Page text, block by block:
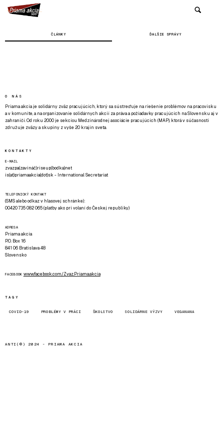
ČLÁNKY ĎALŠIE SPRÁVY
O NÁS
Priama akcia je solidárny zväz pracujúcich, ktorý sa sústreďuje na riešenie problémov na pracovisku
a v komunite, a na organizovanie solidárnych akcií za práva a požiadavky pracujúcich na Slovensku aj v
zahraničí. Od roku 2000 je sekciou Medzinárodnej asociácie pracujúcich (MAP), ktorá v súčasnosti
združuje zväzy a skupiny z vyše 20 krajín sveta.
KONTAKTY
E-MAIL
zvazpa(zavináč)riseup(bodka)net
is(at)priamaakcia(dot)sk - International Secretariat
TELEFONICKÝ KONTAKT
(SMS alebo odkaz v hlasovej schránke):
00420 735 082 065 (platby ako pri volaní do Českej republiky)
ADRESA
Priama akcia
P.O. Box 16
841 06 Bratislava 48
Slovensko
FACEBOOK www.facebook.com/Zvaz.Priama.akcia
TAGY
COVID-19 PROBLÉMY V PRÁCI ŠKOLSTVO SOLIDÁRNE VÝZVY VEGANANA
ANTI(©) 2024 - PRIAMA AKCIA